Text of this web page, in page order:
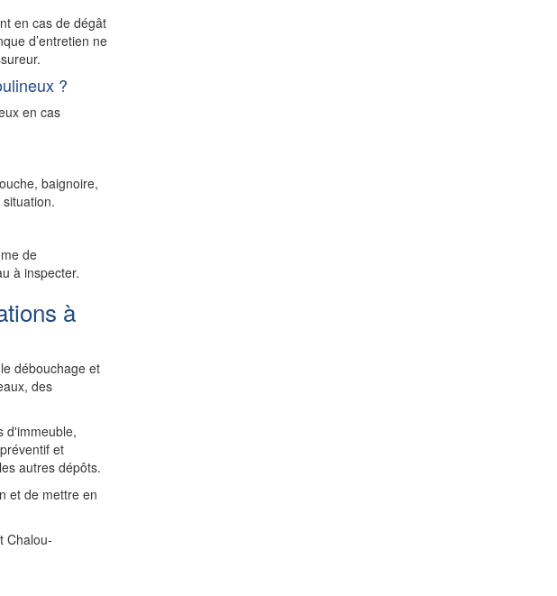
en cas de dégât
d’entretien ne
?
en cas
baignoire,
de
à inspecter.
à
débouchage et
des
d'immeuble,
et
autres dépôts.
et de mettre en
Chalou-